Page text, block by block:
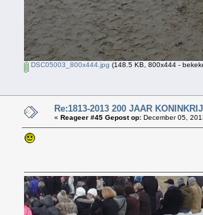
DSC05003_800x444.jpg (148.5 KB, 800x444 -
Re:1813-2013 200 JAAR
« Reageer #45 Gepost op: December 05,